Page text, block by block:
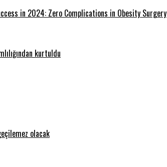
in 2024: Zero Complications in Obesity Surgery
kurtuldu
olacak